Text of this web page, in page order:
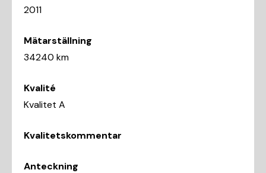
2011
Mätarställning
34240 km
Kvalité
Kvalitet A
Kvalitetskommentar
Anteckning